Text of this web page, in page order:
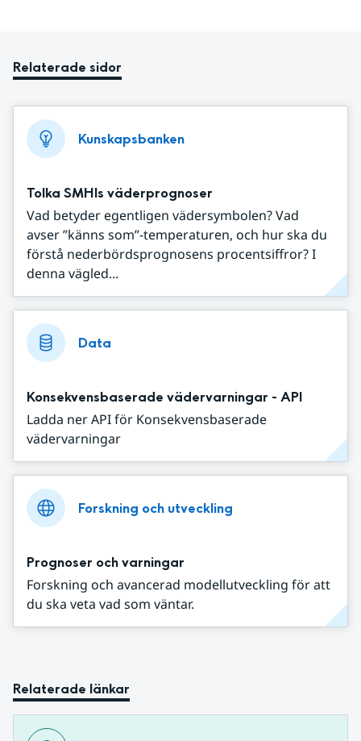
Relaterade sidor
Kunskapsbanken
Tolka SMHIs väderprognoser
Vad betyder egentligen vädersymbolen? Vad
avser ”känns som”-temperaturen, och hur ska du
förstå nederbördsprognosens procentsiffror? I
denna vägled...
Data
Konsekvensbaserade vädervarningar - API
Ladda ner API för Konsekvensbaserade
vädervarningar
Forskning och utveckling
Prognoser och varningar
Forskning och avancerad modellutveckling för att
du ska veta vad som väntar.
Relaterade länkar